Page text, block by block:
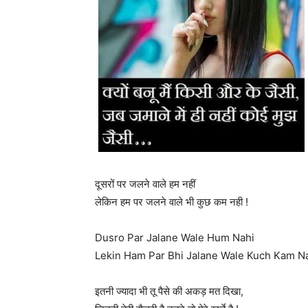
दूसरों पर जलने वाले हम नहीं
लेकिन हम पर जलने वाले भी कुछ कम नही !
Dusro Par Jalane Wale Hum Nahi
Lekin Ham Par Bhi Jalane Wale Kuch Kam
इतनी ज्यादा भी तू पैसे की अकड़ मत दिखा,